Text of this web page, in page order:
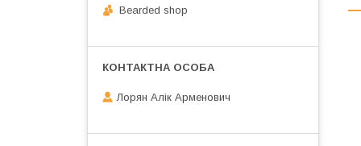
Bearded shop
Лорян Алік Арменович